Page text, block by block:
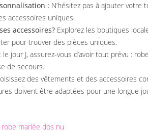
: N’hésitez pas à ajouter
accessoires uniques.
accessoires? Explorez les boutiques
pour trouver des pièces uniques.
le jour J, assurez-vous d’avoir tout prévu :
de secours.
des vêtements et des accessoires
doivent être adaptées pour une longue
mariée dos nu